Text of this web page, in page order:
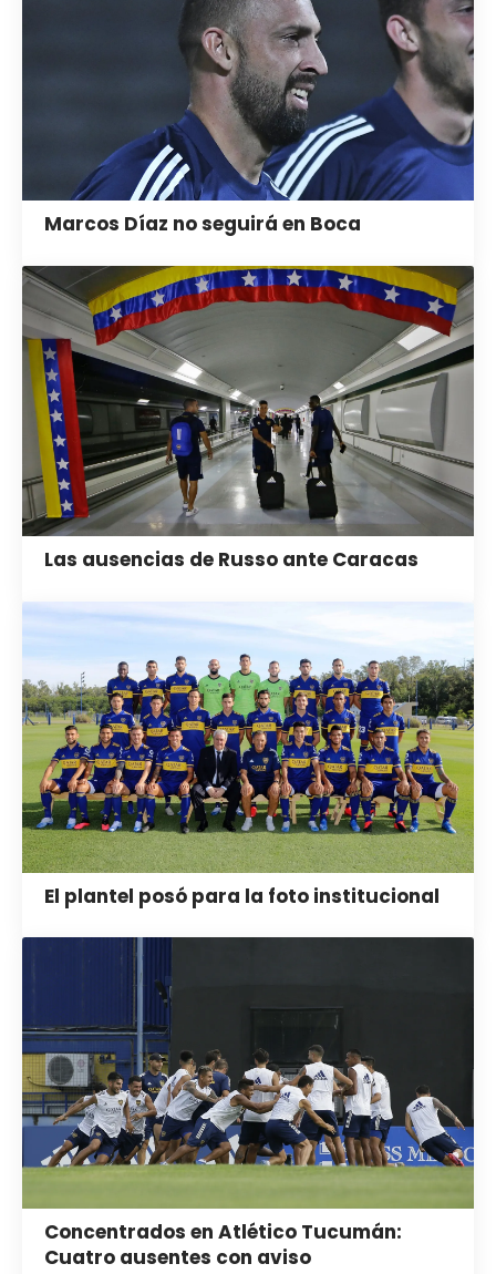
Marcos Díaz no seguirá en Boca
Las ausencias de Russo ante Caracas
El plantel posó para la foto institucional
Concentrados en Atlético Tucumán:
Cuatro ausentes con aviso